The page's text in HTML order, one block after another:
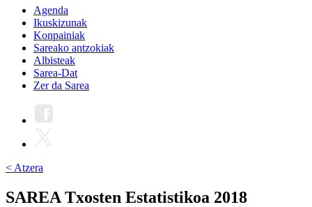
Agenda
Ikuskizunak
Konpainiak
Sareako antzokiak
Albisteak
Sarea-Dat
Zer da Sarea
< Atzera
SAREA Txosten Estatistikoa 2018